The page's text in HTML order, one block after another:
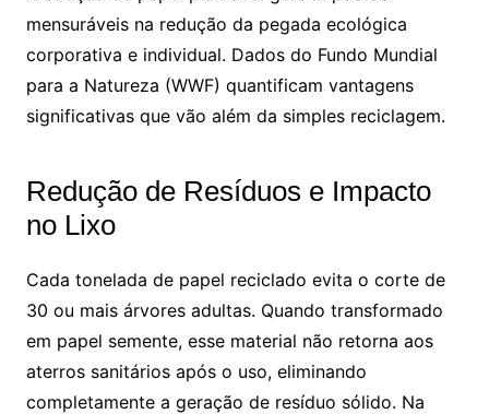
mensuráveis na redução da pegada ecológica
corporativa e individual. Dados do Fundo Mundial
para a Natureza (WWF) quantificam vantagens
significativas que vão além da simples reciclagem.
Redução de Resíduos e Impacto
no Lixo
Cada tonelada de papel reciclado evita o corte de
30 ou mais árvores adultas. Quando transformado
em papel semente, esse material não retorna aos
aterros sanitários após o uso, eliminando
completamente a geração de resíduo sólido. Na